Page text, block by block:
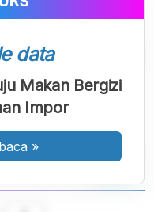
data
Makan Bergizi
Impor
»